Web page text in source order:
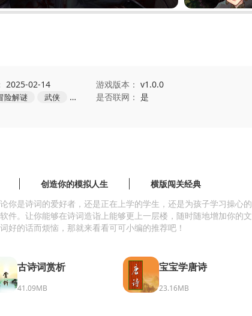
2025-02-14 游戏版本： v1.0.0
险解谜 武侠 推理
是否联网： 是
创造你的模拟人生
横版闯关经典
你是诗词的爱好者，还是正在上学的学生，还是为孩子学习操心的
件。让你能够在诗词造诣上能够更上一层楼，随时随地增加你的文
好的话而烦恼，那就来看看可可小编的推荐吧！
古诗词赏析
41.09MB
宝宝学唐诗
23.16MB